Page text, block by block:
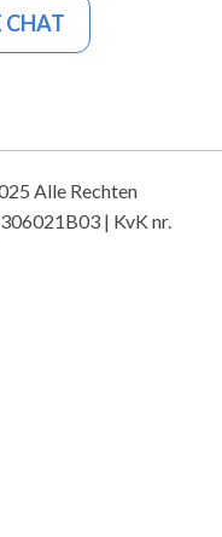
CHAT
Alle Rechten
| KvK nr.